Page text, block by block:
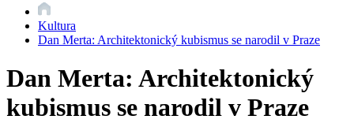
Kultura
Dan Merta: Architektonický kubismus se narodil v Praze
Dan Merta: Architektonický
kubismus se narodil v Praze